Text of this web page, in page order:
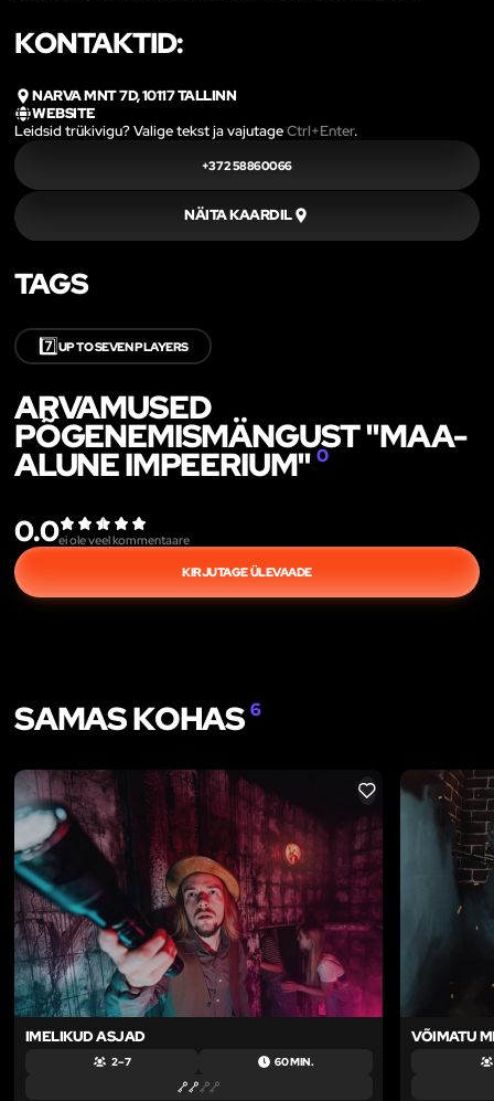
KONTAKTID:
NARVA MNT 7D, 10117 TALLINN
WEBSITE
Leidsid trükivigu? Valige tekst ja vajutageCtrl+Enter.
+372 58860066
NÄITA KAARDIL
TAGS
7️⃣UP TO SEVEN PLAYERS
ARVAMUSED
PÕGENEMISMÄNGUST "MAA-
ALUNE IMPEERIUM"0
0.0ei ole veel kommentaare
KIRJUTAGE ÜLEVAADE
SAMAS KOHAS 6
LIKE
IMELIKUD ASJAD
2 – 7 60 MIN.
VÕIMATU